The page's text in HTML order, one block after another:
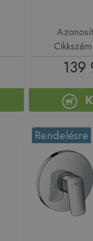
139
Rendelésre